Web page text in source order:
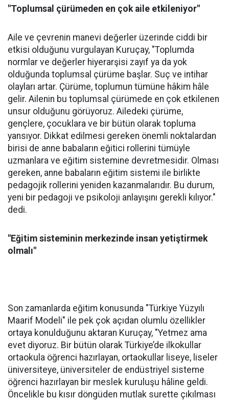
"Toplumsal çürümeden en çok aile etkileniyor"
Aile ve çevrenin manevi değerler üzerinde ciddi bir
etkisi olduğunu vurgulayan Kuruçay, "Toplumda
normlar ve değerler hiyerarşisi zayıf ya da yok
olduğunda toplumsal çürüme başlar. Suç ve intihar
olayları artar. Çürüme, toplumun tümüne hâkim hâle
gelir. Ailenin bu toplumsal çürümede en çok etkilenen
unsur olduğunu görüyoruz. Ailedeki çürüme,
gençlere, çocuklara ve bir bütün olarak topluma
yansıyor. Dikkat edilmesi gereken önemli noktalardan
birisi de anne babaların eğitici rollerini tümüyle
uzmanlara ve eğitim sistemine devretmesidir. Olması
gereken, anne babaların eğitim sistemi ile birlikte
pedagojik rollerini yeniden kazanmalarıdır. Bu durum,
yeni bir pedagoji ve psikoloji anlayışını gerekli kılıyor."
dedi.
"Eğitim sisteminin merkezinde insan yetiştirmek
olmalı"
Son zamanlarda eğitim konusunda "Türkiye Yüzyılı
Maarif Modeli" ile pek çok açıdan olumlu özellikler
ortaya konulduğunu aktaran Kuruçay, "Yetmez ama
evet diyoruz. Bir bütün olarak Türkiye’de ilkokullar
ortaokula öğrenci hazırlayan, ortaokullar liseye, liseler
üniversiteye, üniversiteler de endüstriyel sisteme
öğrenci hazırlayan bir meslek kuruluşu hâline geldi.
Öncelikle bu kısır döngüden mutlak surette çıkılması